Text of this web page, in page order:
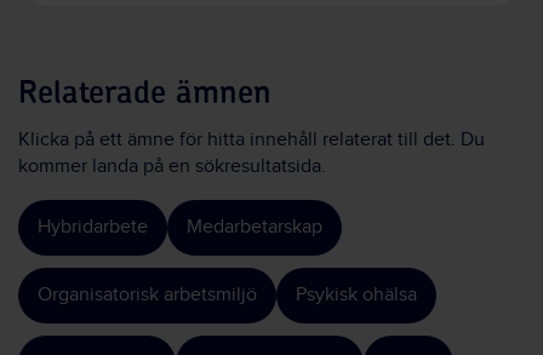
Relaterade ämnen
Klicka på ett ämne för hitta innehåll relaterat till det. Du
kommer landa på en sökresultatsida.
Hybridarbete Medarbetarskap
Organisatorisk arbetsmiljö Psykisk ohälsa